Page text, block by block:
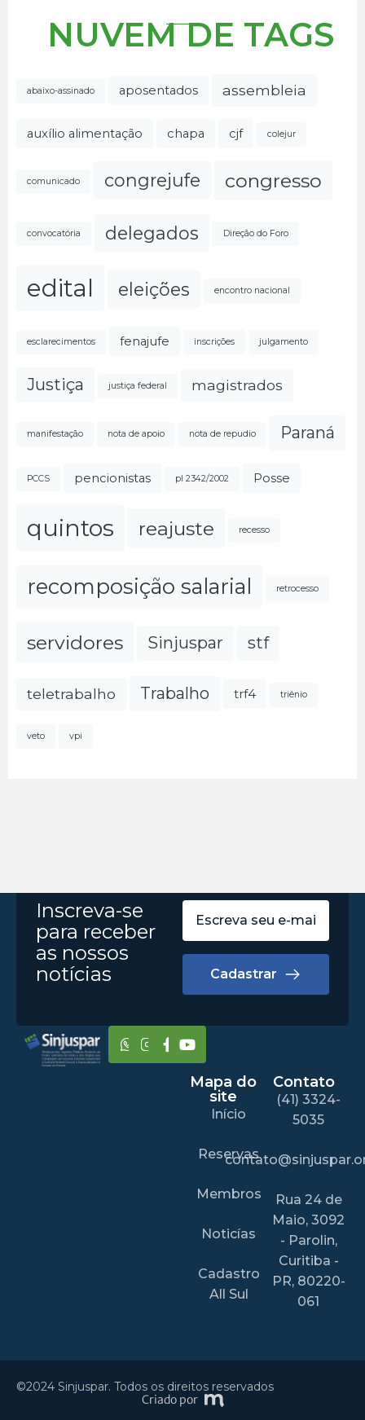
NUVEM DE TAGS
abaixo-assinado aposentados assembleia
auxílio alimentação chapa cjf colejur
comunicado congrejufe congresso
convocatória delegados Direção do Foro
edital eleições encontro nacional
esclarecimentos fenajufe inscrições julgamento
Justiça justiça federal magistrados
manifestação nota de apoio nota de repudio Paraná
PCCS pencionistas pl 2342/2002 Posse
quintos reajuste recesso
recomposição salarial retrocesso
servidores Sinjuspar stf
teletrabalho Trabalho trf4 triênio
veto vpi
Inscreva-se
para receber
as nossos
notícias
Cadastrar
Mapa do
site
Início
Reservas
Membros
Noticías
Cadastro
All Sul
Contato
(41) 3324-
5035
Rua 24 de
Maio, 3092
- Parolin,
Curitiba -
PR, 80220-
061
©2024 Sinjuspar. Todos os direitos reservados
Criado por